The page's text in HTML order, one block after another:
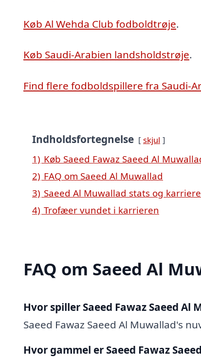
Køb Al Wehda Club fodboldtrøje.
Køb Saudi-Arabien landsholdstrøje.
Find flere fodboldspillere fra Saudi-
Indholdsfortegnelse skjul
1) Køb Saeed Fawaz Saeed Al
2) FAQ om Saeed Al Muwallad
3) Saeed Al Muwallad stats og karriere
4) Trofæer vundet i karrieren
FAQ om Saeed Al
Hvor spiller Saeed Fawaz Saeed Al
Saeed Fawaz Saeed Al Muwallad's
Hvor gammel er Saeed Fawaz